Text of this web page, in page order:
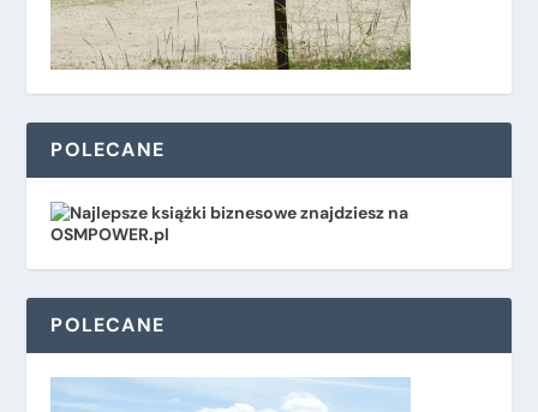
POLECANE
POLECANE